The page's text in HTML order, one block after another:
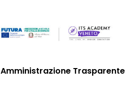
Amministrazione Trasparente